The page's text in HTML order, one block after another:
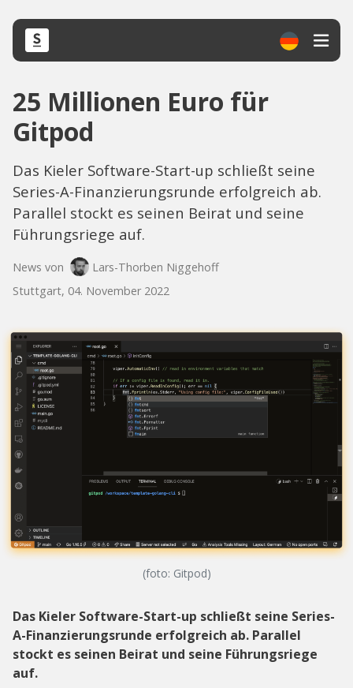
25 Millionen Euro für
Gitpod
Das Kieler Software-Start-up schließt seine
Series-A-Finanzierungsrunde erfolgreich ab.
Parallel stockt es seinen Beirat und seine
Führungsriege auf.
News von
Lars-Thorben Niggehoff
Stuttgart, 04. November 2022
(foto: Gitpod)
Das Kieler Software-Start-up schließt seine Series-
A-Finanzierungsrunde erfolgreich ab. Parallel
stockt es seinen Beirat und seine Führungsriege
auf.